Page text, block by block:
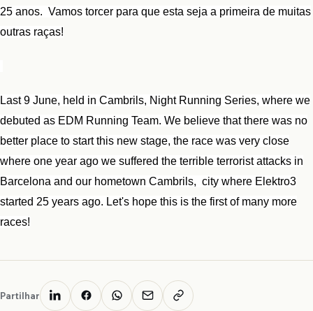
25 anos. Vamos torcer para que esta seja a primeira de muitas
outras raças!
Last 9 June, held in Cambrils, Night Running Series, where we
debuted as EDM Running Team. We believe that there was no
better place to start this new stage, the race was very close
where one year ago we suffered the terrible terrorist attacks in
Barcelona and our hometown Cambrils, city where Elektro3
started 25 years ago. Let's hope this is the first of many more
races!
Partilhar